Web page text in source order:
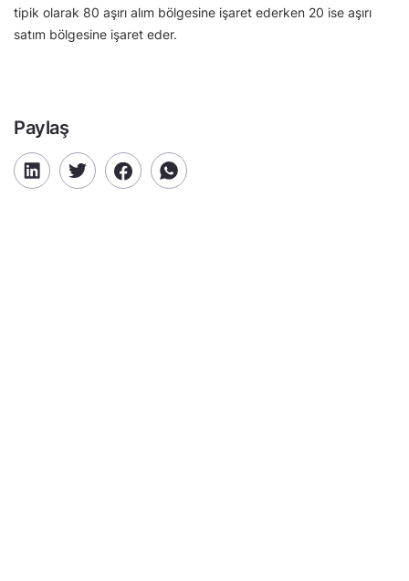
tipik olarak 80 aşırı alım bölgesine işaret ederken 20 ise aşırı
satım bölgesine işaret eder.
Paylaş